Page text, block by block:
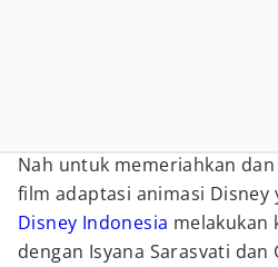
Nah untuk memeriahkan
film adaptasi animasi Disney
Disney Indonesia melakukan
dengan Isyana Sarasvati dan